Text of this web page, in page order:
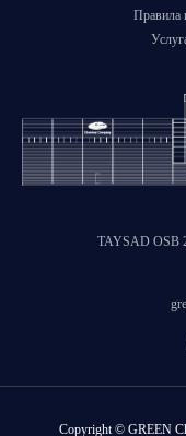
Правила
TAYSAD OSB
Copyright © GREEN